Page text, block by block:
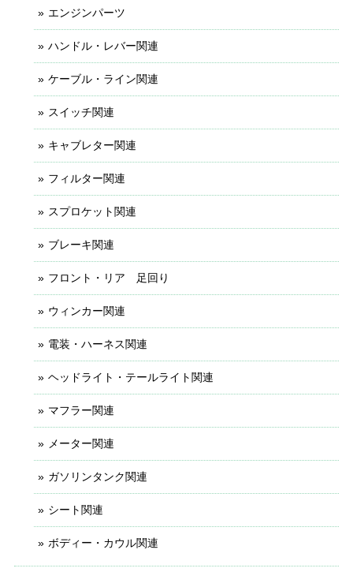
エンジンパーツ
ハンドル・レバー関連
ケーブル・ライン関連
スイッチ関連
キャブレター関連
フィルター関連
スプロケット関連
ブレーキ関連
フロント・リア 足回り
ウィンカー関連
電装・ハーネス関連
ヘッドライト・テールライト関連
マフラー関連
メーター関連
ガソリンタンク関連
シート関連
ボディー・カウル関連